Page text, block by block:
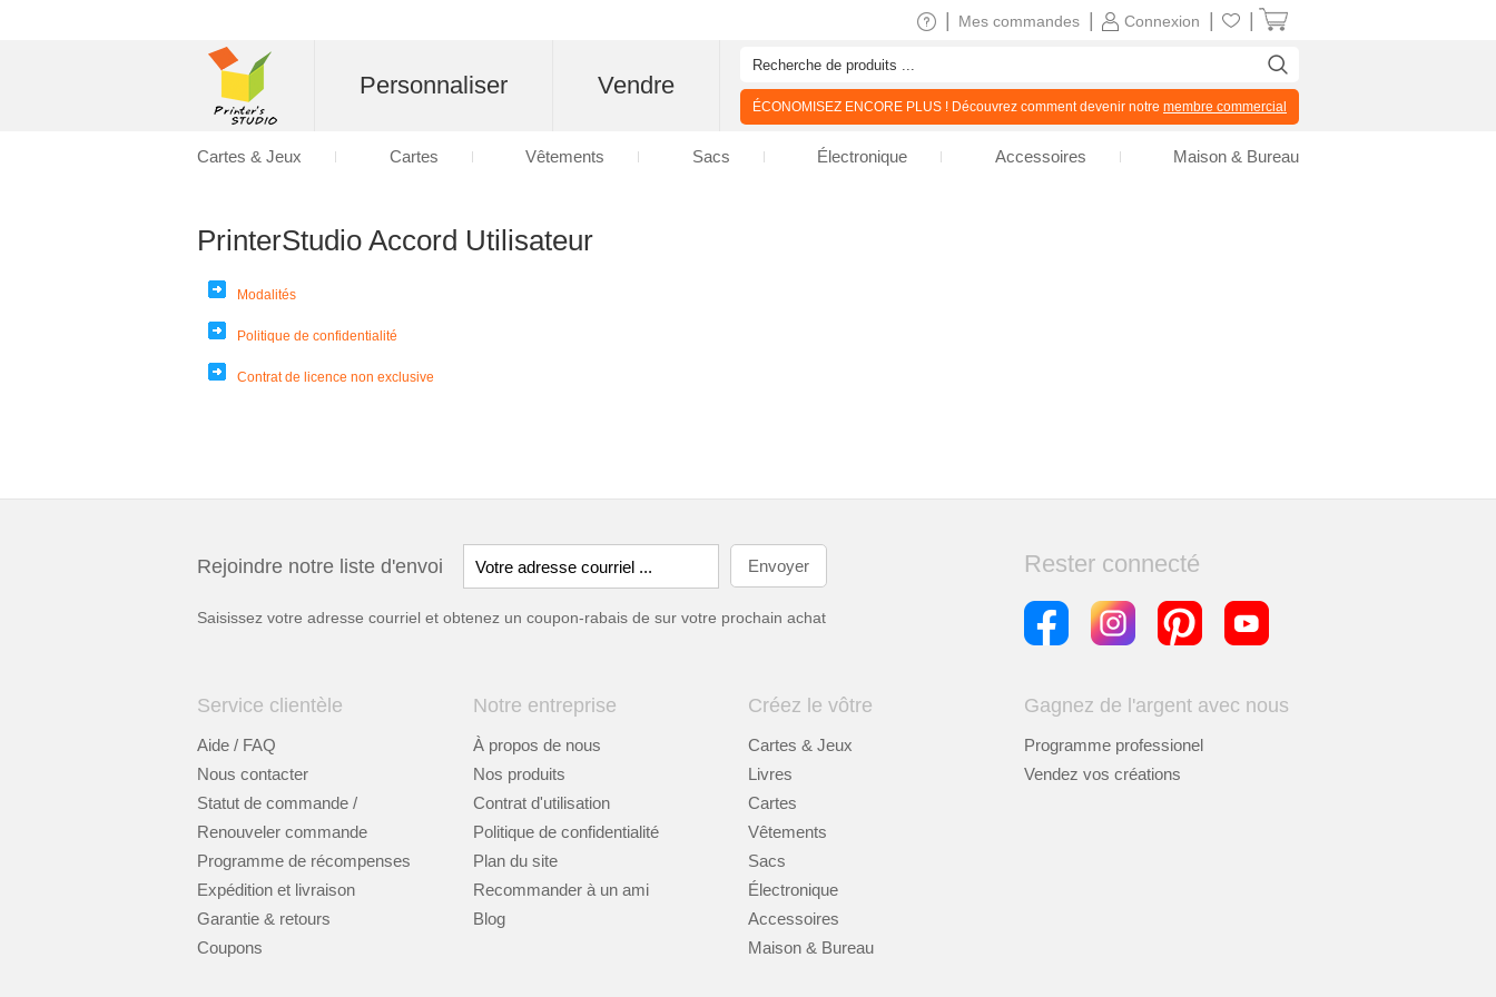
PrinterStudio Accord Utilisateur
Modalités
Politique de confidentialité
Contrat de licence non exclusive
Rejoindre notre liste d'envoi
Saisissez votre adresse courriel et obtenez un coupon-rabais de sur votre prochain achat
Rester connecté
Service clientèle
Aide / FAQ
Nous contacter
Statut de commande /
Renouveler commande
Programme de récompenses
Expédition et livraison
Garantie & retours
Coupons
Notre entreprise
À propos de nous
Nos produits
Contrat d'utilisation
Politique de confidentialité
Plan du site
Recommander à un ami
Blog
Créez le vôtre
Cartes & Jeux
Livres
Cartes
Vêtements
Sacs
Électronique
Accessoires
Maison & Bureau
Gagnez de l'argent avec nous
Programme professionel
Vendez vos créations
Connexion
Mes commandes
Personnaliser Vendre
ÉCONOMISEZ ENCORE PLUS ! Découvrez comment devenir notre membre commercial
Cartes & Jeux Cartes Vêtements Sacs Électronique Accessoires Maison & Bureau